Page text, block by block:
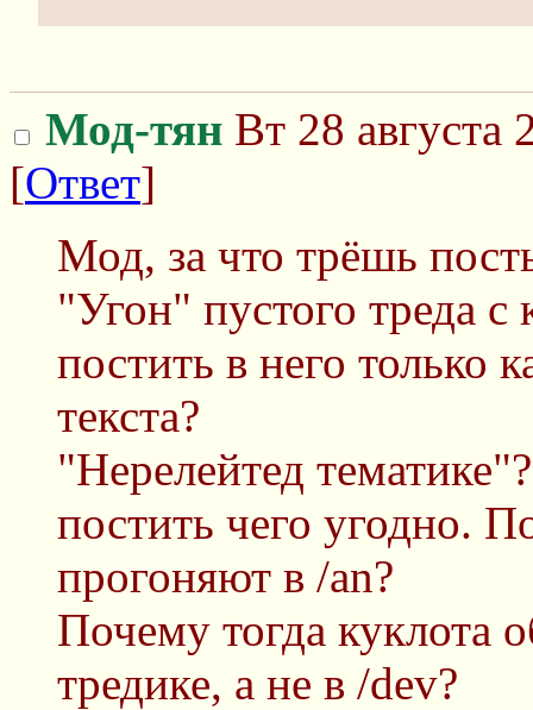
Мод-тян Вт 28 августа
[Ответ]
Мод, за что трёшь
"Угон" пустого треда
постить в него только
текста?
"Нерелейтед
постить чего угодно.
прогоняют в /an?
Почему тогда куклота
тредике, а не в /dev?